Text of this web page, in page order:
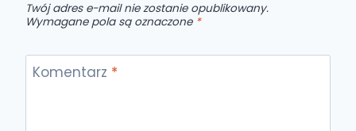
Twój adres e-mail nie zostanie opublikowany.
Wymagane pola są oznaczone *
Komentarz *